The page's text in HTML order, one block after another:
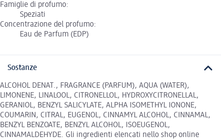
Famiglie di profumo:
Speziati
Concentrazione del profumo:
Eau de Parfum (EDP)
Sostanze
ALCOHOL DENAT., FRAGRANCE (PARFUM), AQUA (WATER),
LIMONENE, LINALOOL, CITRONELLOL, HYDROXYCITRONELLAL,
GERANIOL, BENZYL SALICYLATE, ALPHA ISOMETHYL IONONE,
COUMARIN, CITRAL, EUGENOL, CINNAMYL ALCOHOL, CINNAMAL,
BENZYL BENZOATE, BENZYL ALCOHOL, ISOEUGENOL,
CINNAMALDEHYDE. Gli ingredienti elencati nello shop online